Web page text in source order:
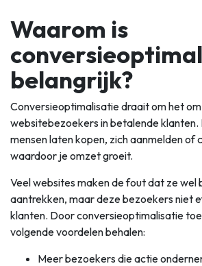
Waarom is
belangrijk?
Conversieoptimalisatie draait om het
websitebezoekers in betalende klanten.
mensen laten kopen, zich aanmelden of
waardoor je omzet groeit.
Veel websites maken de fout dat ze wel
aantrekken, maar deze bezoekers niet
klanten. Door conversieoptimalisatie
volgende voordelen behalen:
Meer bezoekers die actie